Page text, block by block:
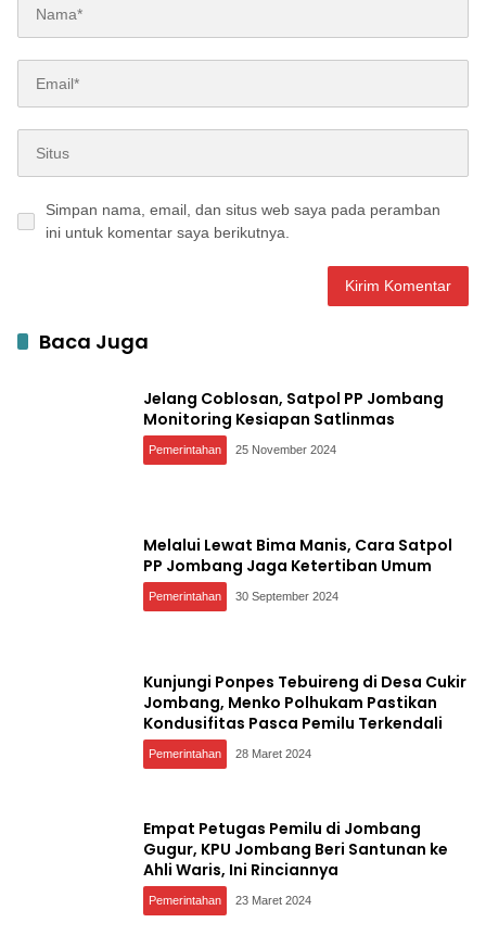
Simpan nama, email, dan situs web saya pada peramban
ini untuk komentar saya berikutnya.
Baca Juga
Jelang Coblosan, Satpol PP Jombang
Monitoring Kesiapan Satlinmas
Pemerintahan 25 November 2024
Melalui Lewat Bima Manis, Cara Satpol
PP Jombang Jaga Ketertiban Umum
Pemerintahan 30 September 2024
Kunjungi Ponpes Tebuireng di Desa Cukir
Jombang, Menko Polhukam Pastikan
Kondusifitas Pasca Pemilu Terkendali
Pemerintahan 28 Maret 2024
Empat Petugas Pemilu di Jombang
Gugur, KPU Jombang Beri Santunan ke
Ahli Waris, Ini Rinciannya
Pemerintahan 23 Maret 2024